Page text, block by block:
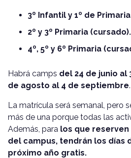
3º Infantil y 1º de
2º y 3º Primaria (cursado).
4º, 5º y 6º Primaria
Habrá camps del 24 de junio al
de agosto al 4 de septiembre.
La matrícula será semanal, pero
más de una porque todas las
Además, para los que reserven
del campus, tendrán los días
próximo año gratis.